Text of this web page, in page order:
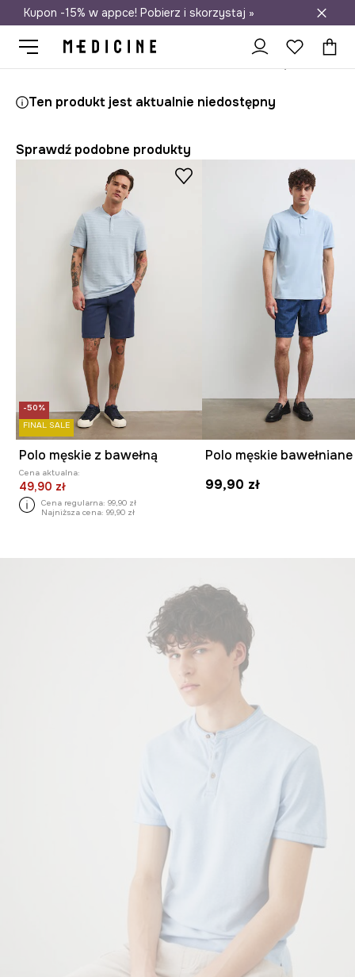
Darmowa dostawa do salonów
Kupon -15% w appce! Pobierz i skorzystaj »
Ten produkt jest aktualnie niedostępny
Sprawdź podobne produkty
-50%
FINAL SALE
Polo męskie z bawełną
Cena aktualna:
49,90 zł
Cena regularna: 99,90 zł
Najniższa cena: 99,90 zł
99,90 zł